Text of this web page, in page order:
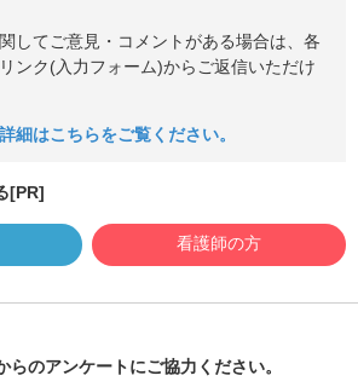
してご意見・コメントがある場合は、各
ンク(入力フォーム)からご返信いただけ
細はこちらをご覧ください。
[PR]
看護師の方
院なび
らのアンケートにご協力ください。